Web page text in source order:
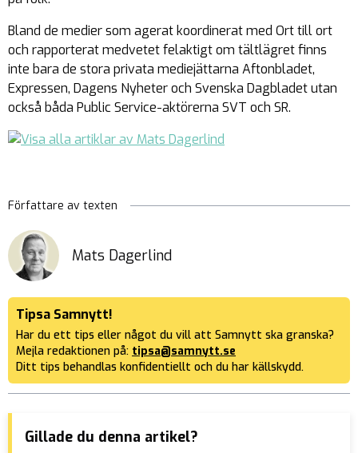
Bland de medier som agerat koordinerat med Ort till ort
och rapporterat medvetet felaktigt om tältlägret finns
inte bara de stora privata mediejättarna Aftonbladet,
Expressen, Dagens Nyheter och Svenska Dagbladet utan
också båda Public Service-aktörerna SVT och SR.
Författare av texten
Mats Dagerlind
Tipsa Samnytt!
Har du ett tips eller något du vill att Samnytt ska granska?
Mejla redaktionen på: tipsa@samnytt.se
Ditt tips behandlas konfidentiellt och du har källskydd.
Gillade du denna artikel?